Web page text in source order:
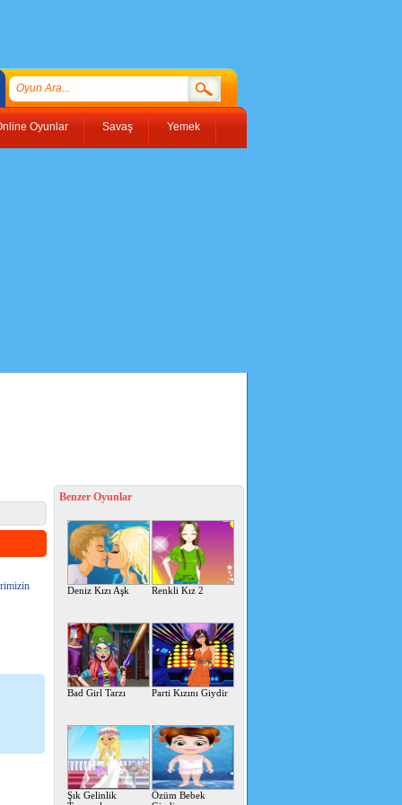
Oyunlar Savaş Yemek
Benzer Oyunlar
Deniz Kızı Aşk Renkli Kız 2
Bad Girl Tarzı Parti Kızını Giydir
Şık Gelinlik
Özüm Bebek